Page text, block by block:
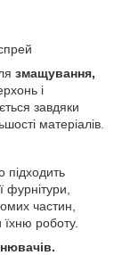
змащування,
і
завдяки
матеріалів.
підходить
частин,
роботу.